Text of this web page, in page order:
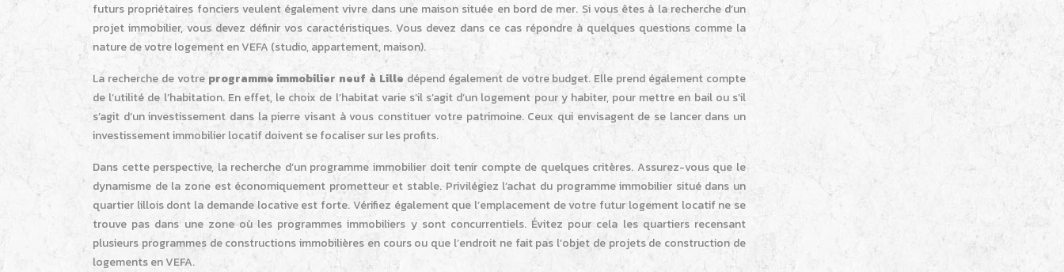
futurs propriétaires fonciers veulent également vivre dans une maison située en bord de mer. Si vous êtes à la recherche d’un
projet immobilier, vous devez définir vos caractéristiques. Vous devez dans ce cas répondre à quelques questions comme la
nature de votre logement en VEFA (studio, appartement, maison).
La recherche de votreprogramme immobilier neuf à Lille dépend également de votre budget. Elle prend également compte
de l’utilité de l’habitation. En effet, le choix de l’habitat varie s’il s’agit d’un logement pour y habiter, pour mettre en bail ou s’il
s’agit d’un investissement dans la pierre visant à vous constituer votre patrimoine. Ceux qui envisagent de se lancer dans un
investissement immobilier locatif doivent se focaliser sur les profits.
Dans cette perspective, la recherche d’un programme immobilier doit tenir compte de quelques critères. Assurez-vous que le
dynamisme de la zone est économiquement prometteur et stable. Privilégiez l’achat du programme immobilier situé dans un
quartier lillois dont la demande locative est forte. Vérifiez également que l’emplacement de votre futur logement locatif ne se
trouve pas dans une zone où les programmes immobiliers y sont concurrentiels. Évitez pour cela les quartiers recensant
plusieurs programmes de constructions immobilières en cours ou que l’endroit ne fait pas l’objet de projets de construction de
logements en VEFA.